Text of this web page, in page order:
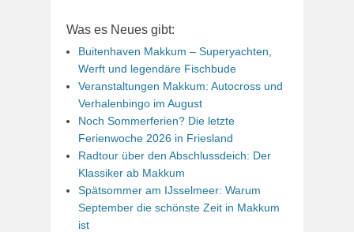
Was es Neues gibt:
Buitenhaven Makkum – Superyachten,
Werft und legendäre Fischbude
Veranstaltungen Makkum: Autocross und
Verhalenbingo im August
Noch Sommerferien? Die letzte
Ferienwoche 2026 in Friesland
Radtour über den Abschlussdeich: Der
Klassiker ab Makkum
Spätsommer am IJsselmeer: Warum
September die schönste Zeit in Makkum
ist